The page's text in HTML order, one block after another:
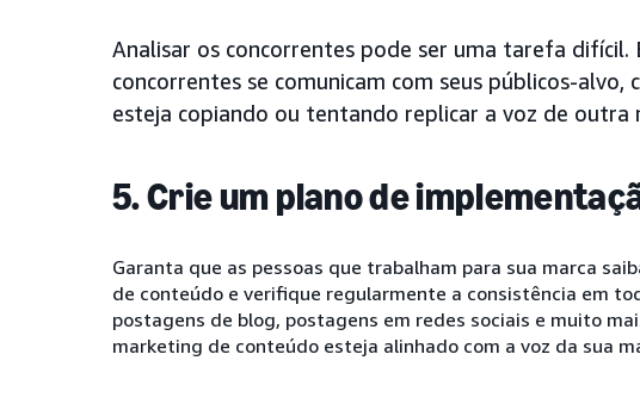
Analisar os concorrentes pode ser uma tarefa
concorrentes se comunicam com seus públicos-
esteja copiando ou tentando replicar a voz de outra
5. Crie um plano de
Garanta que as pessoas que trabalham para sua marca
de conteúdo e verifique regularmente a consistência em
postagens de blog, postagens em redes sociais e muito
marketing de conteúdo esteja alinhado com a voz da sua